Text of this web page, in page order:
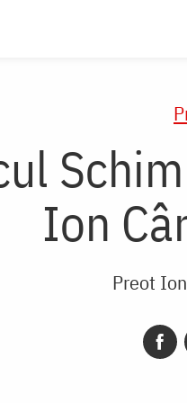
Ion
Preot